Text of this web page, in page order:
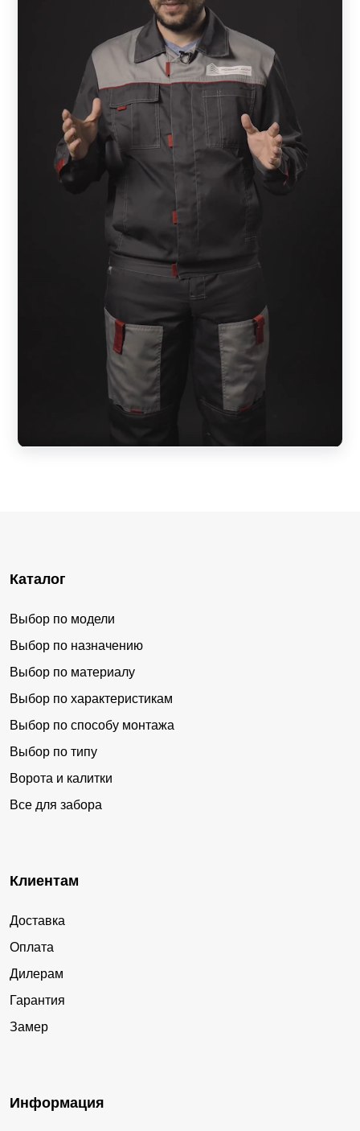
Каталог
Выбор по модели
Выбор по назначению
Выбор по материалу
Выбор по характеристикам
Выбор по способу монтажа
Выбор по типу
Ворота и калитки
Все для забора
Клиентам
Доставка
Оплата
Дилерам
Гарантия
Замер
Информация